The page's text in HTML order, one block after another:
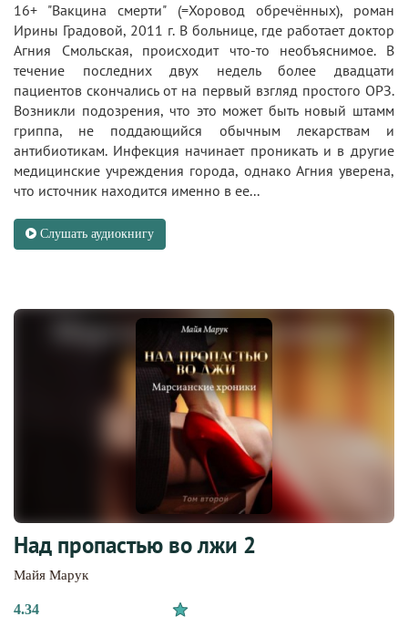
16+ "Вакцина смерти" (=Хоровод обречённых), роман
Ирины Градовой, 2011 г. В больнице, где работает доктор
Агния Смольская, происходит что-то необъяснимое. В
течение последних двух недель более двадцати
пациентов скончались от на первый взгляд простого ОРЗ.
Возникли подозрения, что это может быть новый штамм
гриппа, не поддающийся обычным лекарствам и
антибиотикам. Инфекция начинает проникать и в другие
медицинские учреждения города, однако Агния уверена,
что источник находится именно в ее...
Слушать аудиокнигу
Над пропастью во лжи 2
Майя Марук
4.34